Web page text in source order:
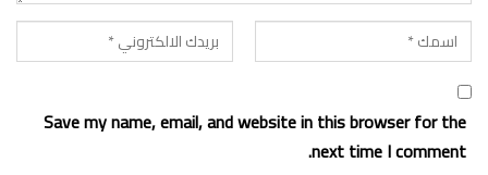
Save my name, email, and website in this browser for the
next time I comment.